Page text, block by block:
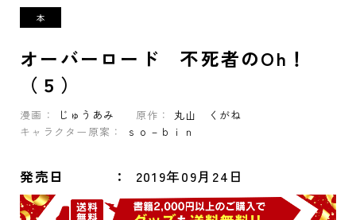
オーバーロード 不死者のOh！
（５）
漫画： じゅうあみ 原作：
丸山 くがね
キャラクター原案：
ｓｏ－ｂｉｎ
発売日 2019年09月24日